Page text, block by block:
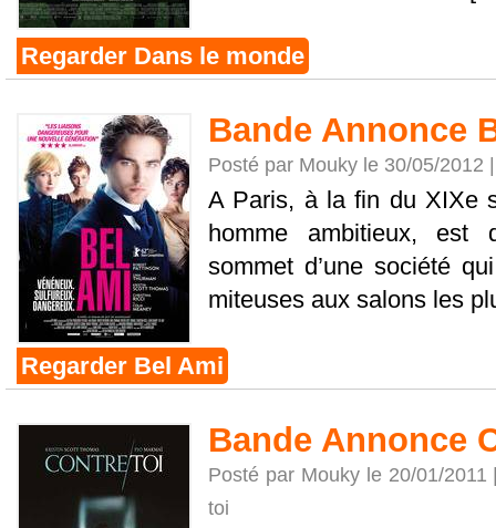
Regarder Dans le monde
Bande Annonce
Posté par Mouky le 30/05/2012
A Paris, à la fin du XIXe
homme ambitieux,
sommet d’une société
miteuses aux salons les
Regarder Bel Ami
Bande Annonce
Posté par Mouky le 20/01/
toi